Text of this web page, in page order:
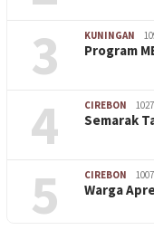
3 KUNINGAN
Program
4 CIREBON
Semarak
5 CIREBON
Warga